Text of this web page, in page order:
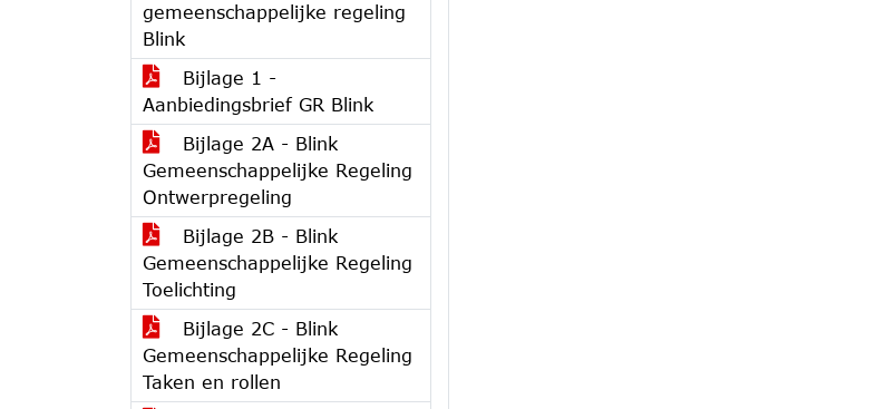
gemeenschappelijke regeling
Blink
Bijlage 1 -
Aanbiedingsbrief GR Blink
Bijlage 2A - Blink
Gemeenschappelijke Regeling
Ontwerpregeling
Bijlage 2B - Blink
Gemeenschappelijke Regeling
Toelichting
Bijlage 2C - Blink
Gemeenschappelijke Regeling
Taken en rollen